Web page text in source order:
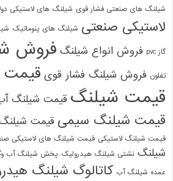
شیلنگ های صنعتی فشار قوی شیلنگ های لاستیکی
لاستیکی صنعتی شیلنگ های پنوماتیک
گاز pvc فروش انواع شیلنگ فروش
تفلون فروش شیلنگ فشار قوی قیمت
قیمت شیلنگ قیمت شیلنگ
قیمت شیلنگ سیمی قیمت
قیمت شیلنگ لاستیکی قیمت شیلنگ های لاستیکی
شیلنگ نشتی شیلنگ هیدرولیک پخش شیلنگ آب
عمده شیلنگ آب کاتالوگ شیلنگ